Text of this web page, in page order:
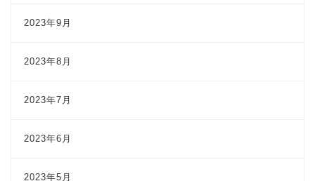
2023年9月
2023年8月
2023年7月
2023年6月
2023年5月